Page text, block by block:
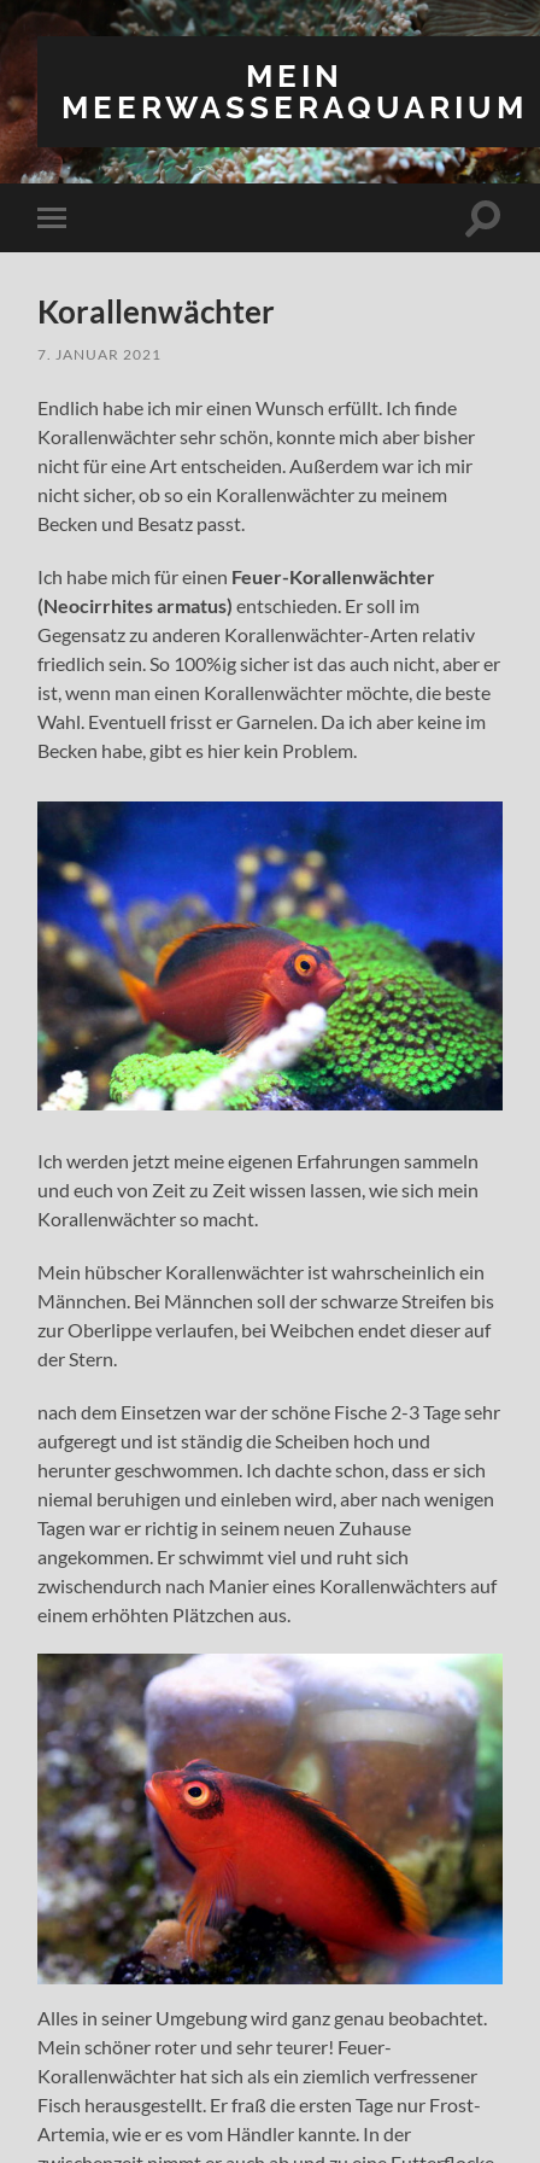
MEIN
MEERWASSERAQUARIUM
Mobile-
Menü
Korallenwächter
7. JANUAR 2021
Endlich habe ich mir einen Wunsch erfüllt. Ich finde
Korallenwächter sehr schön, konnte mich aber bisher
nicht für eine Art entscheiden. Außerdem war ich mir
nicht sicher, ob so ein Korallenwächter zu meinem
Becken und Besatz passt.
Ich habe mich für einen Feuer-Korallenwächter
(Neocirrhites armatus)entschieden. Er soll im
Gegensatz zu anderen Korallenwächter-Arten relativ
friedlich sein. So 100%ig sicher ist das auch nicht, aber er
ist, wenn man einen Korallenwächter möchte, die beste
Wahl. Eventuell frisst er Garnelen. Da ich aber keine im
Becken habe, gibt es hier kein Problem.
Ich werden jetzt meine eigenen Erfahrungen sammeln
und euch von Zeit zu Zeit wissen lassen, wie sich mein
Korallenwächter so macht.
Mein hübscher Korallenwächter ist wahrscheinlich ein
Männchen. Bei Männchen soll der schwarze Streifen bis
zur Oberlippe verlaufen, bei Weibchen endet dieser auf
der Stern.
nach dem Einsetzen war der schöne Fische 2-3 Tage sehr
aufgeregt und ist ständig die Scheiben hoch und
herunter geschwommen. Ich dachte schon, dass er sich
niemal beruhigen und einleben wird, aber nach wenigen
Tagen war er richtig in seinem neuen Zuhause
angekommen. Er schwimmt viel und ruht sich
zwischendurch nach Manier eines Korallenwächters auf
einem erhöhten Plätzchen aus.
Alles in seiner Umgebung wird ganz genau beobachtet.
Mein schöner roter und sehr teurer! Feuer-
Korallenwächter hat sich als ein ziemlich verfressener
Fisch herausgestellt. Er fraß die ersten Tage nur Frost-
Artemia, wie er es vom Händler kannte. In der